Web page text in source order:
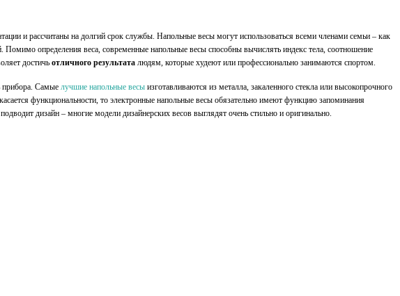
и рассчитаны на долгий срок службы. Напольные весы могут использоваться всеми членами семьи – как
определения веса, современные напольные весы способны вычислять индекс тела, соотношение
достичь отличного результата людям, которые худеют или профессионально занимаются спортом.
прибора. Самые лучшие напольные весы изготавливаются из металла, закаленного стекла или высокопрочного
функциональности, то электронные напольные весы обязательно имеют функцию запоминания
дизайн – многие модели дизайнерских весов выглядят очень стильно и оригинально.